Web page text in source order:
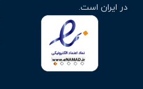
در ایران است.